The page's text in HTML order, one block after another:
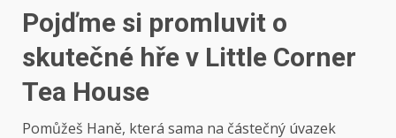
Pojďme si promluvit o
skutečné hře v Little Corner
Tea House
Pomůžeš Haně, která sama na částečný úvazek